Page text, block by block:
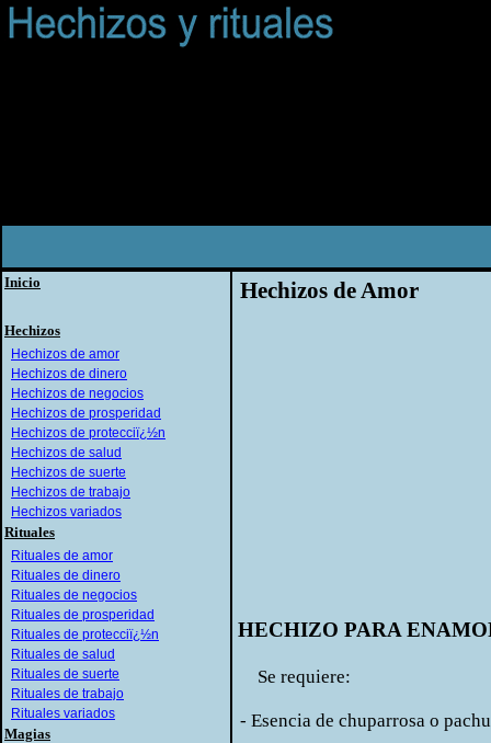
Inicio
Hechizos
Hechizos de amor
Hechizos de dinero
Hechizos de negocios
Hechizos de prosperidad
Hechizos de protecciï¿½n
Hechizos de salud
Hechizos de suerte
Hechizos de trabajo
Hechizos variados
Rituales
Rituales de amor
Rituales de dinero
Rituales de negocios
Rituales de prosperidad
Rituales de protecciï¿½n
Rituales de salud
Rituales de suerte
Rituales de trabajo
Rituales variados
Magias
Hechizos de Amor
HECHIZO PARA
Se requiere:
- Esencia de chuparrosa o